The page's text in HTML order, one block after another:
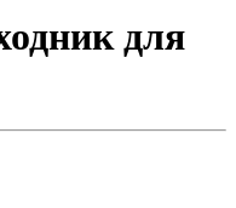
для